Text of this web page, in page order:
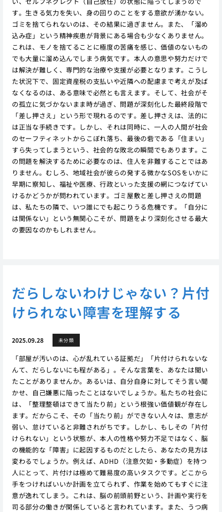
す。生きる気力を失い、身の回りのことをする意欲が湧かない。
ゴミを捨てられないのは、その結果に過ぎません。また、「溜め
込み症」という精神疾患が背景にある場合も少なくありません。
これは、モノを捨てることに極度の苦痛を感じ、価値のないもの
でも大量に溜め込んでしまう病気です。本人の意思や努力だけで
は解決が難しく、専門的な治療や支援が必要となります。こうし
た状況下で、固定資産税の支払いや近隣への配慮まで考えが及ば
なくなるのは、ある意味で必然とも言えます。そして、社会がそ
の孤立に気づかないまま時が過ぎ、問題が深刻化した最終段階で
「差し押さえ」という形で現れるのです。差し押さえは、法的に
は正当な手続きです。しかし、それは同時に、一人の人間が社会
のセーフティネットからこぼれ落ち、最後の砦である「住まい」
すら失ってしまうという、社会的な敗北の瞬間でもあります。こ
の問題を解決するために必要なのは、住人を非難することではあ
りません。むしろ、地域社会が彼らの発する微かなSOSをいかに
早期に察知し、福祉や医療、行政といった支援の網につなげてい
けるかどうかが問われています。ゴミ屋敷と差し押さえの問題
は、私たちの隣で、いつ誰にでも起こりうる危機です。「自分に
は関係ない」という無関心こそが、問題をより深刻化させる最大
の要因なのかもしれません。
だらしないわけじゃない？片付
けられない障害を理解する
2025.09.28 未分類
「部屋が汚いのは、心が乱れている証拠だ」「片付けられないな
んて、だらしないにも程がある」。そんな言葉を、あなたは聞い
たことがありませんか。あるいは、自分自身に対してそう言い聞
かせ、自己嫌悪に陥ったことはないでしょうか。私たちの社会に
は、「整理整頓はできて当たり前」という根強い価値観が存在し
ます。だからこそ、その「当たり前」ができない人々は、意志が
弱い、怠けていると非難されがちです。しかし、もしその「片付
けられない」という状態が、本人の性格や努力不足ではなく、脳
の機能的な「障害」に起因するものだとしたら、あなたの見方は
変わるでしょうか。例えば、ADHD（注意欠如・多動症）を持つ
人にとって、片付けは極めて難易度の高いタスクです。どこから
手をつければいいか計画を立てられず、作業を始めてもすぐに注
意が逸れてしまう。これは、脳の前頭前野という、計画や実行を
司る部分の働きが関係していると言われています。また、うつ病